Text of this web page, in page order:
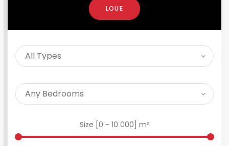
LOUE
Size [ 0 - 10 000 ] m²